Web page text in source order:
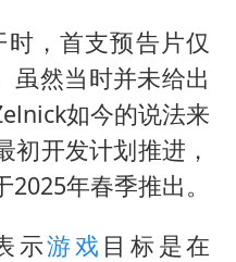
时，首支预告片仅
虽然当时并未给出
如今的说法来
初开发计划推进，
年春季推出。
示游戏 目标是在